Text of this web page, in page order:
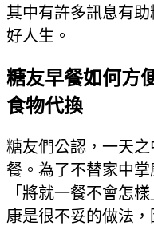
其中有許多訊息有
好人生。
糖友早餐如何方
食物代換
糖友們公認，一天
餐。為了不替家中
「將就一餐不會怎
康是很不妥的做法，